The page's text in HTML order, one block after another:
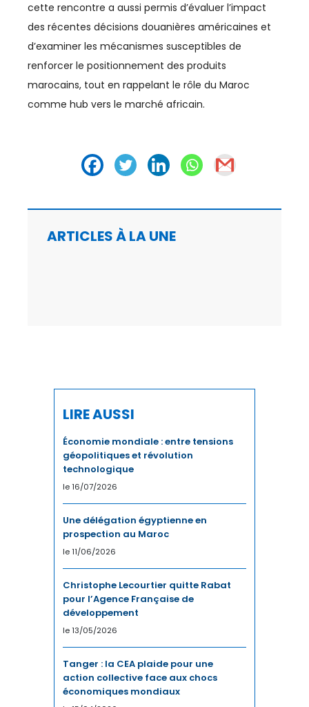
CAN 2025
CASABLANCA-SETTAT
CFCIM
COMMERCE / DISTRIBUTION
COMMERCE INTERNATIONAL
COMMUNICATION
DIGITAL
DIPLOMATIE
DISTRIBUTION
ECONOMIE
ECONOMIE BLEUE
ECONOMIE CIRCULAIRE
EDUCATION
ÉDUCATION / FORMATION
cette rencontre a aussi permis d’évaluer l’impact
des récentes décisions douanières américaines et
d’examiner les mécanismes susceptibles de
renforcer le positionnement des produits
marocains, tout en rappelant le rôle du Maroc
comme hub vers le marché africain.
ARTICLES À LA UNE
LIRE AUSSI
Économie mondiale : entre tensions
géopolitiques et révolution
technologique
le 16/07/2026
Une délégation égyptienne en
prospection au Maroc
le 11/06/2026
Christophe Lecourtier quitte Rabat
pour l’Agence Française de
développement
le 13/05/2026
Tanger : la CEA plaide pour une
action collective face aux chocs
économiques mondiaux